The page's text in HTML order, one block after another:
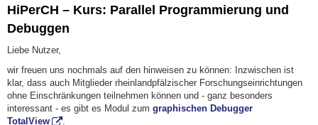
HiPerCH – Kurs: Parallel Programmierung und
Debuggen
Liebe Nutzer,
wir freuen uns nochmals auf den hinweisen zu können: Inzwischen ist
klar, dass auch Mitglieder rheinlandpfälzischer Forschungseinrichtungen
ohne Einschränkungen teilnehmen können und - ganz besonders
interessant - es gibt es Modul zum graphischen Debugger
TotalView
.